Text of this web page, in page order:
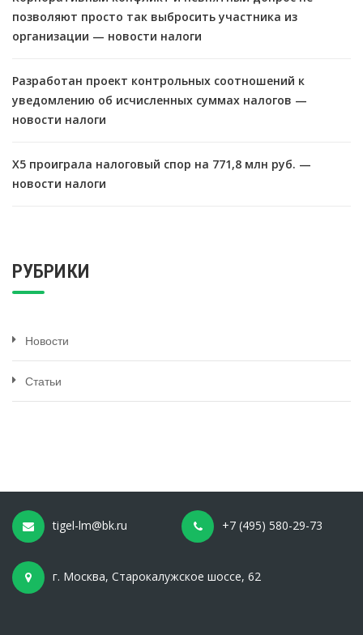
позволяют просто так выбросить участника из
организации — новости налоги
Разработан проект контрольных соотношений к
уведомлению об исчисленных суммах налогов —
новости налоги
X5 проиграла налоговый спор на 771,8 млн руб. —
новости налоги
РУБРИКИ
Новости
Статьи
tigel-lm@bk.ru +7 (495) 580-29-73
г. Москва, Старокалужское шоссе, 62